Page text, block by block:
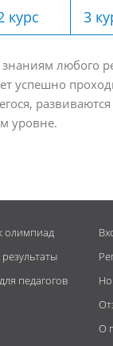
курс 3
любого
успешно
уровне.
олимпиад
педагогов
О